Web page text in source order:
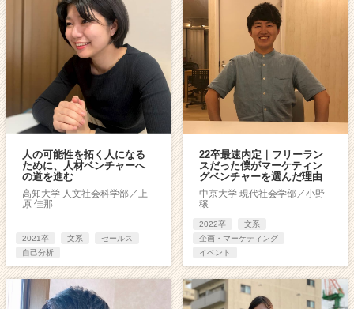
人の可能性を拓く人になる
ために、人材ベンチャーへ
の道を進む
高知大学 人文社会科学部／上
原 佳那
2021卒 文系
セールス
自己分析
22卒最速内定｜フリーラン
スだった僕がマーケティン
グベンチャーを選んだ理由
中京大学 現代社会学部／小野
穣
2022卒
文系
企画・マーケティング
イベント